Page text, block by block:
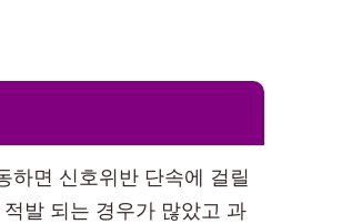
하면 신호위반 단속에 걸릴
발 되는 경우가 많았고 과